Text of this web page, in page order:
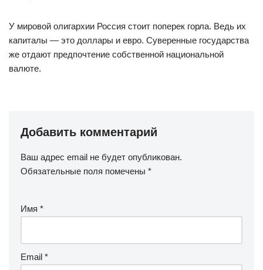
У мировой олигархии Россия стоит поперек горла. Ведь их
капиталы — это доллары и евро. Суверенные государства
же отдают предпочтение собственной национальной
валюте.
Добавить комментарий
Ваш адрес email не будет опубликован.
Обязательные поля помечены *
Имя *
Email *